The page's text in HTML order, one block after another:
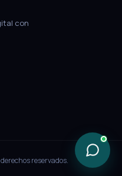
con
reservados.